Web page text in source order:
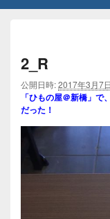
2_R
公開日時:2017年3月7日
「ひもの屋＠新橋」
だった！